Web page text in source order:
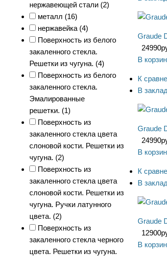
нержавеющей стали (2)
металл (16)
нержавейка (4)
Поверхность из белого
закаленного стекла.
Решетки из чугуна. (4)
Поверхность из белого
закаленного стекла.
Эмалированные
решетки. (1)
Поверхность из
закаленного стекла цвета
слоновой кости. Решетки из
чугуна. (2)
Поверхность из
закаленного стекла цвета
слоновой кости. Решетки из
чугуна. Ручки латунного
цвета. (2)
Поверхность из
закаленного стекла черного
цвета. Решетки из чугуна.
Graude
24990
В
К
В
Graude
24990
В
К
В
Graude
12900
В